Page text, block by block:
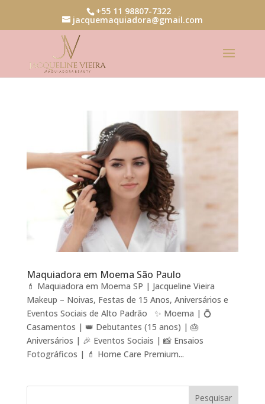
+55 11 98807-7322
jacquemaquiadora@gmail.com
Maquiadora em Moema São Paulo
💄 Maquiadora em Moema SP | Jacqueline Vieira
Makeup – Noivas, Festas de 15 Anos, Aniversários e
Eventos Sociais de Alto Padrão ✨ Moema | 💍
Casamentos | 👑 Debutantes (15 anos) | 🎂
Aniversários | 🎉 Eventos Sociais | 📸 Ensaios
Fotográficos | 💄 Home Care Premium...
Pesquisar